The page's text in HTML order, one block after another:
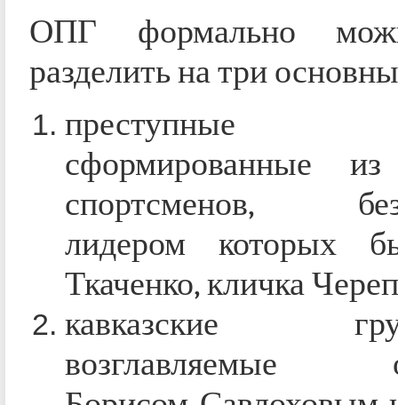
ОПГ формально
разделить на три
преступные
сформированные
спортсменов,
лидером которых
Ткаченко, кличка
кавказские
возглавляемые